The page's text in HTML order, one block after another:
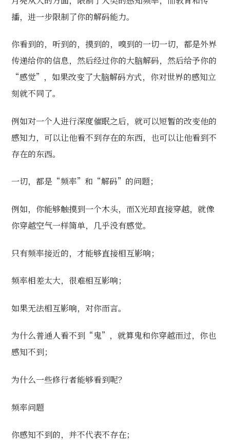
播，进一步限制了你的解码能力。
你看到的，听到的，摸到的，嗅到的一切一切，都是外界
传递给你的信息，然后经过你的大脑解码，然后给予你的
“感觉”，如果改变了大脑解码方式，你对世界的感知立
刻就不同了。
例如对一个人进行深度催眠之后，就可以短暂的改变他的
感知力，可以让他看不到存在的东西，也可以让他看到不
存在的东西。
一切，都是“频率”和“解码”的问题；
例如，你能够触摸到一个木头，而X光却直接穿越，就像
你穿越空气一样简单，几乎没有感觉。
只有频率接近的，才能够直接相互影响；
频率相差太大，很难相互影响；
如果无法相互影响，对你而言。
为什么普通人看不到“鬼”，就算鬼和你穿越而过，你也
感知不到；
为什么一些修行者能够看到呢？
频率问题
你感知不到的，并不代表不存在；